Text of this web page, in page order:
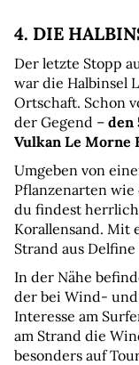
4. DIE
Der letzte Stopp
war die Halbinsel
Ortschaft. Schon
der Gegend – den
Vulkan Le Morne
Umgeben von
Pflanzenarten
du findest
Korallensand. Mit
Strand aus
In der Nähe
der bei Wind-
Interesse am
am Strand die
besonders auf